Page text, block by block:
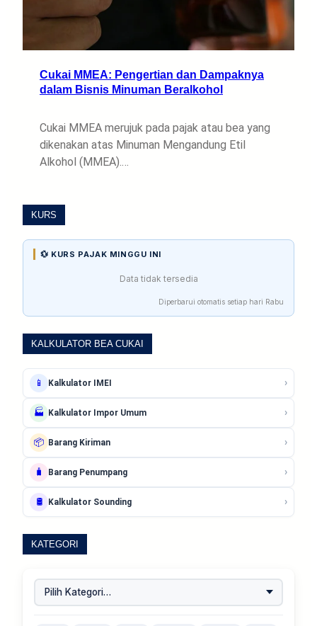
Cukai MMEA: Pengertian dan Dampaknya
dalam Bisnis Minuman Beralkohol
Cukai MMEA merujuk pada pajak atau bea yang
dikenakan atas Minuman Mengandung Etil
Alkohol (MMEA).…
KURS
💱 KURS PAJAK MINGGU INI
Data tidak tersedia
Diperbarui otomatis setiap hari Rabu
KALKULATOR BEA CUKAI
📱 Kalkulator IMEI ›
🏭 Kalkulator Impor Umum ›
📦 Barang Kiriman ›
🧳 Barang Penumpang ›
🛢️ Kalkulator Sounding ›
KATEGORI